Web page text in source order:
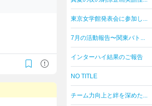
東京女学館発表会に参加し...
7月の活動報告〜関東バト...
インターハイ結果のご報告
NO TITLE
チーム力向上と絆を深めた...